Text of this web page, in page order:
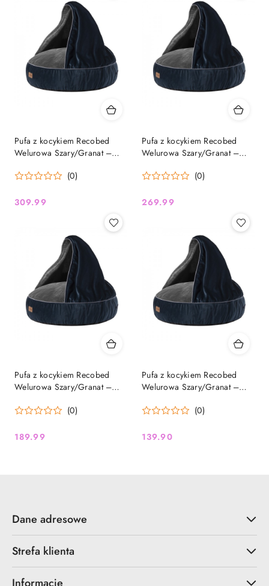
Pufa z kocykiem Recobed
Welurowa Szary/Granat –
(0)
Cena:
309.99
Pufa z kocykiem Recobed
Welurowa Szary/Granat –
(0)
Cena:
269.99
Pufa z kocykiem Recobed
Welurowa Szary/Granat –
(0)
Cena:
189.99
Pufa z kocykiem Recobed
Welurowa Szary/Granat –
(0)
Cena:
139.90
Dane adresowe
Strefa klienta